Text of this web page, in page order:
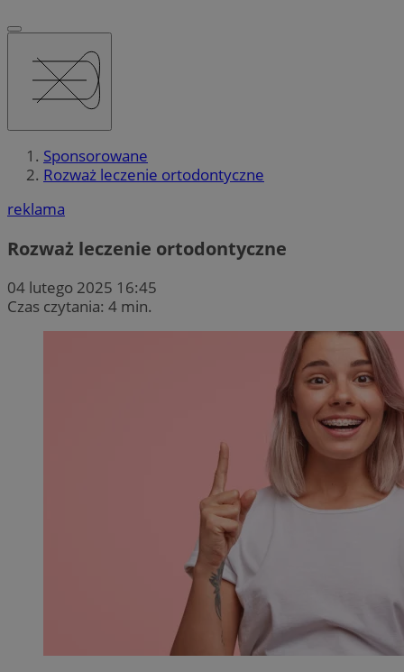
Sponsorowane
Rozważ leczenie ortodontyczne
reklama
Rozważ leczenie ortodontyczne
04 lutego 2025 16:45
Czas czytania: 4 min.